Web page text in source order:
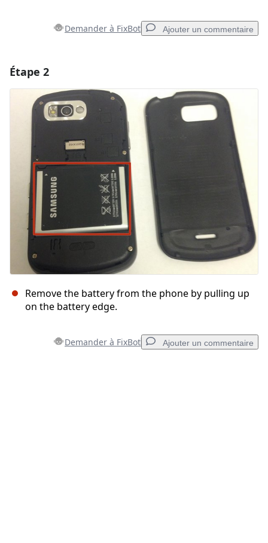
Demander à FixBot Ajouter un commentaire
Ajouter un commentaire
Annuler
Étape 2
Remove the battery from the phone by pulling up
on the battery edge.
Demander à FixBot Ajouter un commentaire